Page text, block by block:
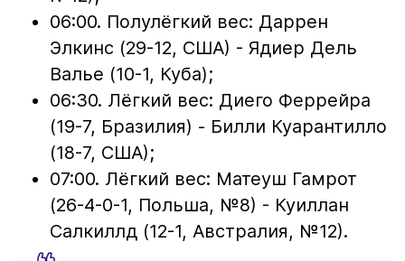
06:00. Полулёгкий вес: Даррен
Элкинс (29-12, США) - Ядиер Дель
Валье (10-1, Куба);
06:30. Лёгкий вес: Диего Феррейра
(19-7, Бразилия) - Билли Куарантилло
(18-7, США);
07:00. Лёгкий вес: Матеуш Гамрот
(26-4-0-1, Польша, №8) - Куиллан
Салкиллд (12-1, Австралия, №12).